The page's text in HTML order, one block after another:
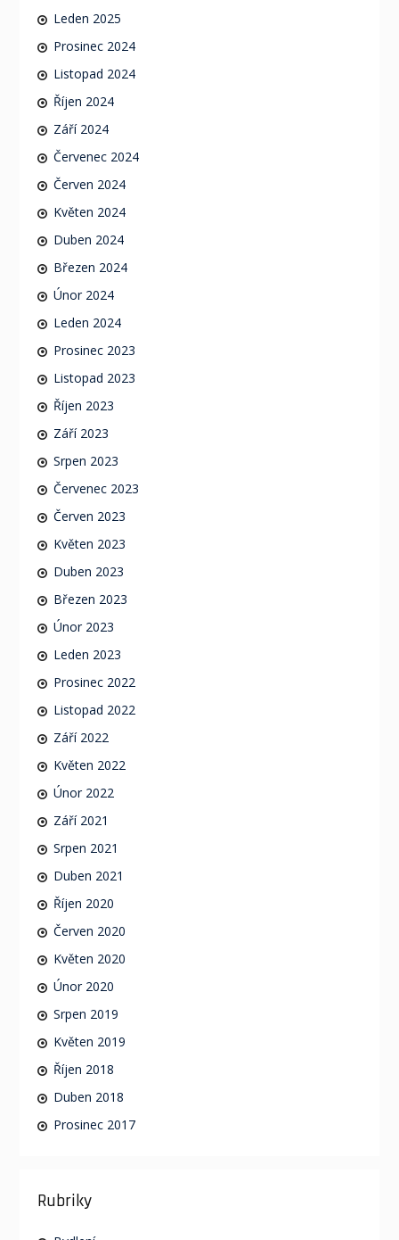
Leden 2025
Prosinec 2024
Listopad 2024
Říjen 2024
Září 2024
Červenec 2024
Červen 2024
Květen 2024
Duben 2024
Březen 2024
Únor 2024
Leden 2024
Prosinec 2023
Listopad 2023
Říjen 2023
Září 2023
Srpen 2023
Červenec 2023
Červen 2023
Květen 2023
Duben 2023
Březen 2023
Únor 2023
Leden 2023
Prosinec 2022
Listopad 2022
Září 2022
Květen 2022
Únor 2022
Září 2021
Srpen 2021
Duben 2021
Říjen 2020
Červen 2020
Květen 2020
Únor 2020
Srpen 2019
Květen 2019
Říjen 2018
Duben 2018
Prosinec 2017
Rubriky